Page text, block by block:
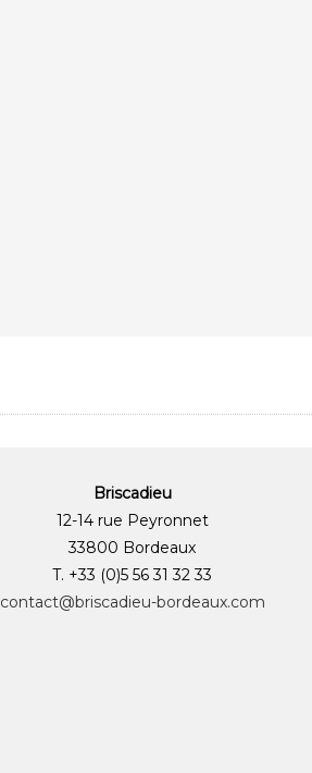
Briscadieu
12-14 rue Peyronnet
33800 Bordeaux
T. +33 (0)5 56 31 32 33
contact@briscadieu-bordeaux.com